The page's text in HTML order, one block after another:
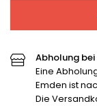
Adidas
VfB
Trainingsjacke
verringern
-
Abholung
Eine
Emden ist
Die